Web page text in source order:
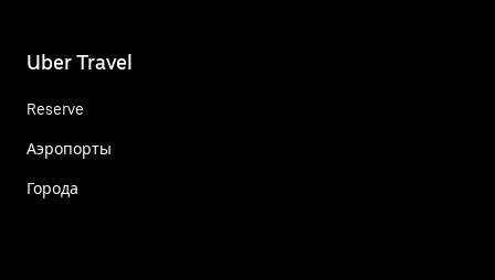
Uber Travel
Reserve
Аэропорты
Города